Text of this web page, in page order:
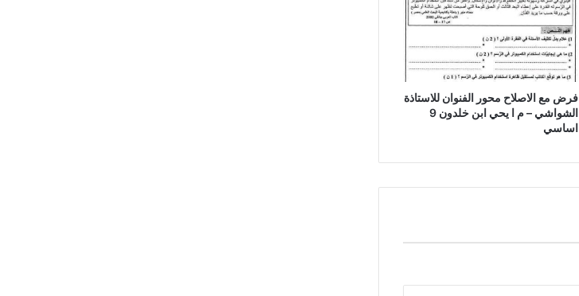
فرض مع الاصلاح محور الفنوان للاستاذة
الشواشي – م ا يحي ابن خلدون 9
اساسي